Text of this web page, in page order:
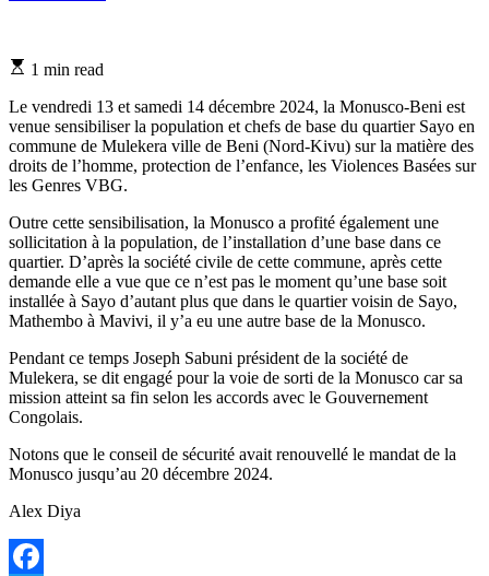
Estimated
time
1 min read
Le vendredi 13 et samedi 14 décembre 2024, la Monusco-Beni est
venue sensibiliser la population et chefs de base du quartier Sayo en
commune de Mulekera ville de Beni (Nord-Kivu) sur la matière des
droits de l’homme, protection de l’enfance, les Violences Basées sur
les Genres VBG.
Outre cette sensibilisation, la Monusco a profité également une
sollicitation à la population, de l’installation d’une base dans ce
quartier. D’après la société civile de cette commune, après cette
demande elle a vue que ce n’est pas le moment qu’une base soit
installée à Sayo d’autant plus que dans le quartier voisin de Sayo,
Mathembo à Mavivi, il y’a eu une autre base de la Monusco.
Pendant ce temps Joseph Sabuni président de la société de
Mulekera, se dit engagé pour la voie de sorti de la Monusco car sa
mission atteint sa fin selon les accords avec le Gouvernement
Congolais.
Notons que le conseil de sécurité avait renouvellé le mandat de la
Monusco jusqu’au 20 décembre 2024.
Alex Diya